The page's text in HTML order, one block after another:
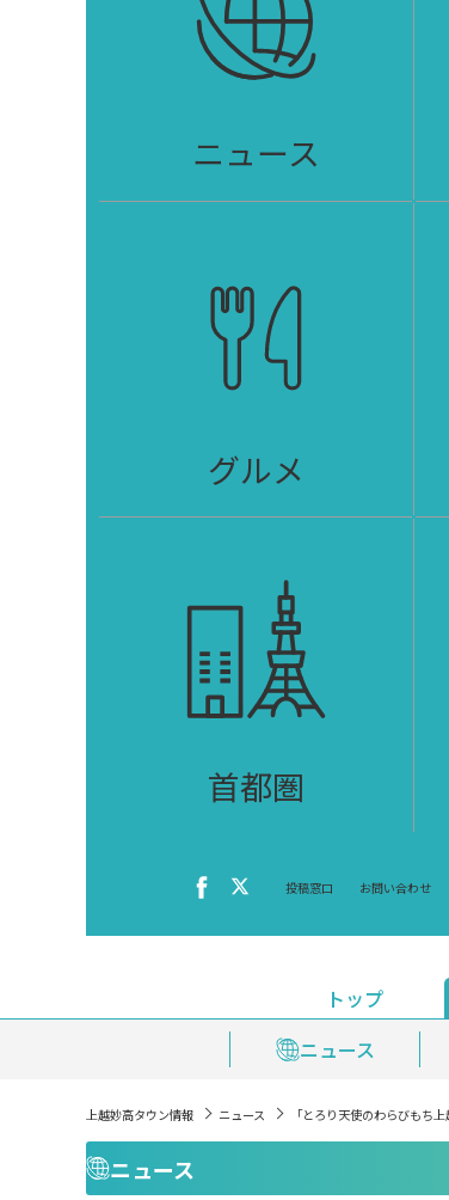
ニュース
グルメ
首都圏
投稿窓口 お問い合わせ
トップ
ニュース
おくや
上越妙高タウン情報 ニュース 「とろり天使のわらびもち
ニュース